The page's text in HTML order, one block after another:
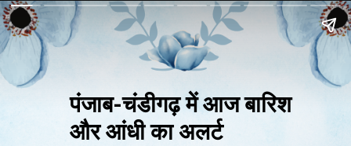
पंजाब-चंडीगढ़ में आज बारिश
और आंधी का अलर्ट